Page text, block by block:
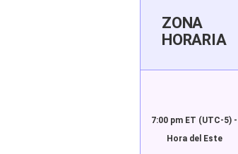
ZONA
HORARIA
7:00 pm ET (UTC-5) -
Hora del Este